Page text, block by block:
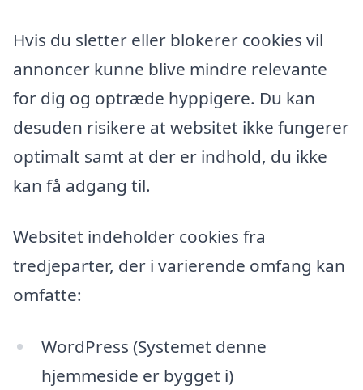
Hvis du sletter eller blokerer cookies vil
annoncer kunne blive mindre relevante
for dig og optræde hyppigere. Du kan
desuden risikere at websitet ikke fungerer
optimalt samt at der er indhold, du ikke
kan få adgang til.
Websitet indeholder cookies fra
tredjeparter, der i varierende omfang kan
omfatte:
WordPress (Systemet denne
hjemmeside er bygget i)